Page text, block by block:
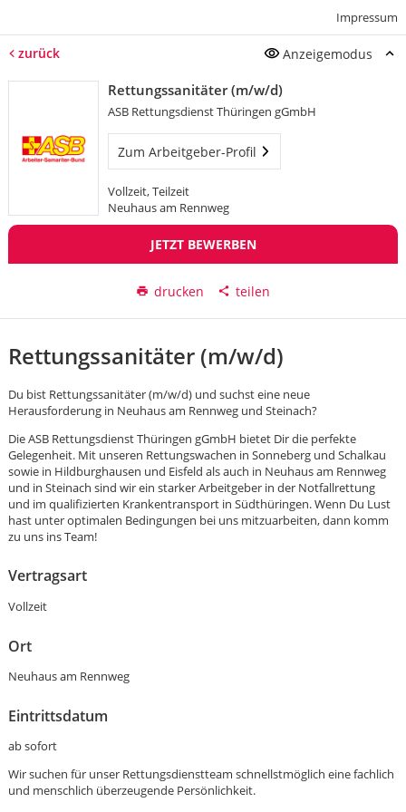
Impressum
zurück Anzeigemodus
Rettungssanitäter (m/w/d)
ASB Rettungsdienst Thüringen gGmbH
Zum Arbeitgeber-Profil
Vollzeit, Teilzeit
Neuhaus am Rennweg
JETZT BEWERBEN
drucken teilen
Rettungssanitäter (m/w/d)
Du bist Rettungssanitäter (m/w/d) und suchst eine neue
Herausforderung in Neuhaus am Rennweg und Steinach?
Die ASB Rettungsdienst Thüringen gGmbH bietet Dir die perfekte
Gelegenheit. Mit unseren Rettungswachen in Sonneberg und Schalkau
sowie in Hildburghausen und Eisfeld als auch in Neuhaus am Rennweg
und in Steinach sind wir ein starker Arbeitgeber in der Notfallrettung
und im qualifizierten Krankentransport in Südthüringen. Wenn Du Lust
hast unter optimalen Bedingungen bei uns mitzuarbeiten, dann komm
zu uns ins Team!
Vertragsart
Vollzeit
Ort
Neuhaus am Rennweg
Eintrittsdatum
ab sofort
Wir suchen für unser Rettungsdienstteam schnellstmöglich eine fachlich
und menschlich überzeugende Persönlichkeit.